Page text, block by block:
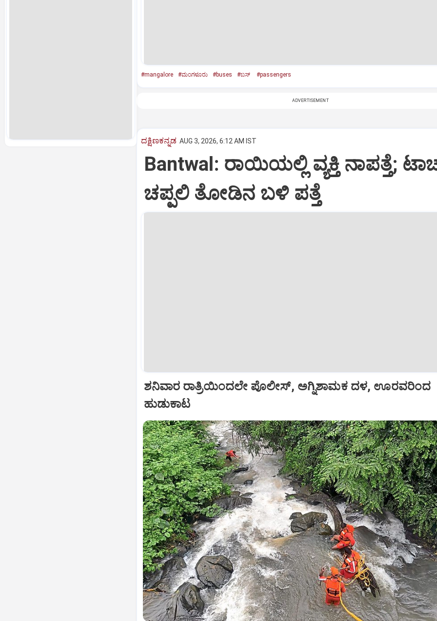
#mangalore #ಮಂಗಳೂರು #buses #ಬಸ್‌ #passengers
ADVERTISEMENT
ದಕ್ಷಿಣಕನ್ನಡ AUG 3, 2026, 6:12 AM IST
Bantwal: ರಾಯಿಯಲ್ಲಿ ವ್ಯಕ್ತಿ ನಾಪತ್ತೆ;
ಚಪ್ಪಲಿ ತೋಡಿನ ಬಳಿ ಪತ್ತೆ
ಶನಿವಾರ ರಾತ್ರಿಯಿಂದಲೇ ಪೊಲೀಸ್‌, ಅಗ್ನಿಶಾಮಕ ದಳ, ಊರವರಿಂದ
ಹುಡುಕಾಟ